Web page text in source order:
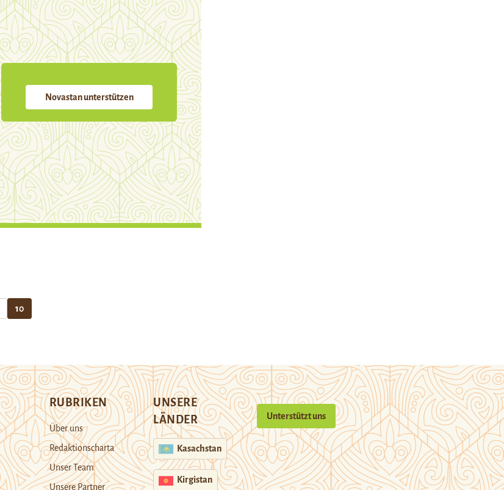
Novastan unterstützen
10
RUBRIKEN
Über uns
Redaktionscharta
Unser Team
Unsere Partner
UNSERE
LÄNDER
Kasachstan
Kirgistan
Unterstützt uns